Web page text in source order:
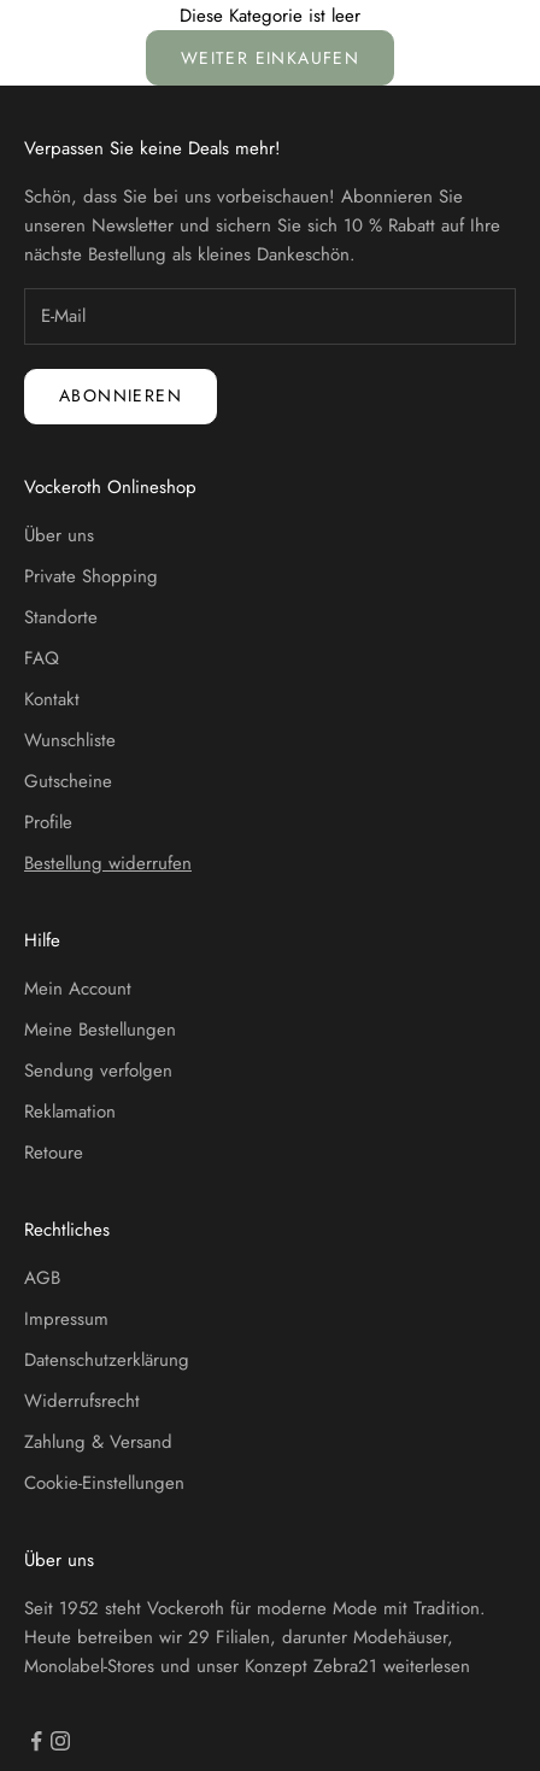
Diese Kategorie ist leer
WEITER EINKAUFEN
Verpassen Sie keine Deals mehr!
Schön, dass Sie bei uns vorbeischauen! Abonnieren Sie
unseren Newsletter und sichern Sie sich 10 % Rabatt auf Ihre
nächste Bestellung als kleines Dankeschön.
ABONNIEREN
Vockeroth Onlineshop
Über uns
Private Shopping
Standorte
FAQ
Kontakt
Wunschliste
Gutscheine
Profile
Bestellung widerrufen
Hilfe
Mein Account
Meine Bestellungen
Sendung verfolgen
Reklamation
Retoure
Rechtliches
AGB
Impressum
Datenschutzerklärung
Widerrufsrecht
Zahlung & Versand
Cookie-Einstellungen
Über uns
Seit 1952 steht Vockeroth für moderne Mode mit Tradition.
Heute betreiben wir 29 Filialen, darunter Modehäuser,
Monolabel-Stores und unser Konzept Zebra21 weiterlesen